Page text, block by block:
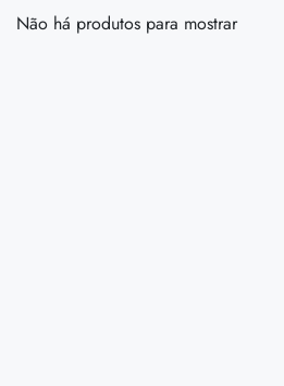
Não há produtos para mostrar